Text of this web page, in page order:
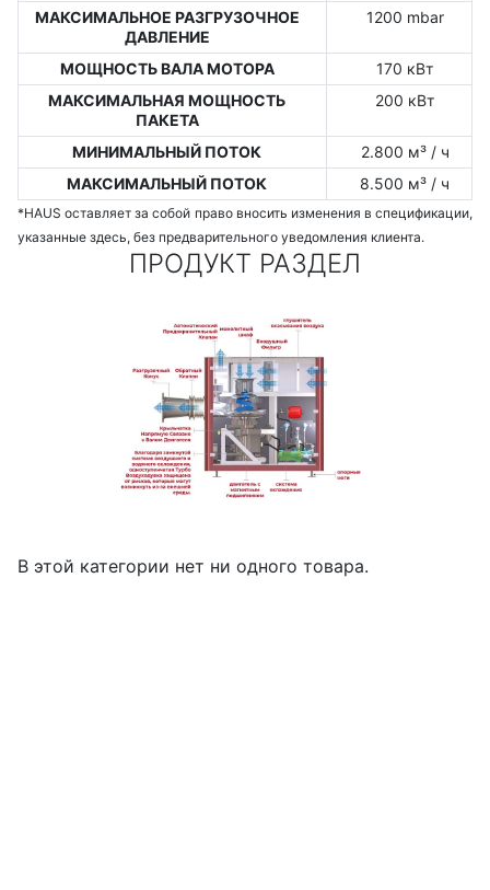
МАКСИМАЛЬНОЕ РАЗГРУЗОЧНОЕ
ДАВЛЕНИЕ
1200 mbar
МОЩНОСТЬ ВАЛА МОТОРА
170 кВт
МАКСИМАЛЬНАЯ МОЩНОСТЬ
ПАКЕТА
200 кВт
МИНИМАЛЬНЫЙ ПОТОК
2.800 м³ / ч
МАКСИМАЛЬНЫЙ ПОТОК
8.500 м³ / ч
*HAUS оставляет за собой право вносить изменения в спецификации,
указанные здесь, без предварительного уведомления клиента.
ПРОДУКТ РАЗДЕЛ
В этой категории нет ни одного товара.